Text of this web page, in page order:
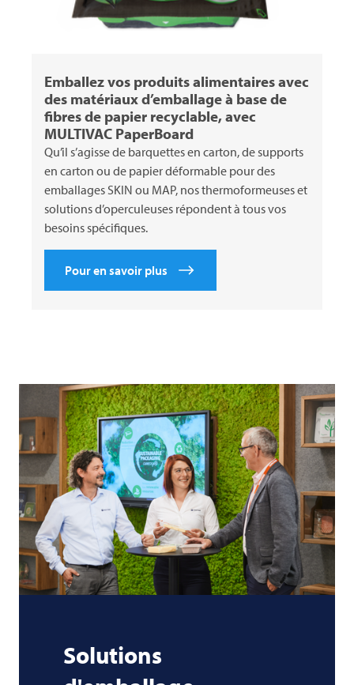
Emballez vos produits alimentaires avec
des matériaux d’emballage à base de
fibres de papier recyclable, avec
MULTIVAC PaperBoard
Qu’il s’agisse de barquettes en carton, de supports
en carton ou de papier déformable pour des
emballages SKIN ou MAP, nos thermoformeuses et
solutions d’operculeuses répondent à tous vos
besoins spécifiques.
Pour en savoir plus
Solutions